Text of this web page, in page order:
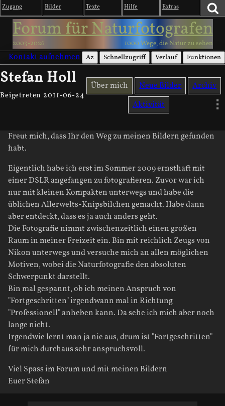
Zugang Bilder Texte Hilfe Extras
Forum für Naturfotografen
2003-2026 1000 Wege, die Natur zu sehen
Kontakt aufnehmen Az Schnellzugriff Verlauf Funktionen
Stefan Holl
Beigetreten 2011-06-24
Über mich Neue Bilder
Archiv
Aktivität
Freut mich, dass Ihr den Weg zu meinen Bildern gefunden
habt.
Eigentlich habe ich erst im Sommer 2009 ernsthaft mit
einer DSLR angefangen zu fotografieren. Zuvor war ich
nur mit kleinen Kompakten unterwegs und habe die
üblichen Allerwelts-Knipsbilchen gemacht. Habe dann
aber entdeckt, dass es ja auch anders geht.
Die Fotografie nimmt zwischenzeitlich einen großen
Raum in meiner Freizeit ein. Bin mit reichlich Zeugs von
Nikon unterwegs und versuche mich an allen möglichen
Motiven, wobei die Naturfotografie den absoluten
Schwerpunkt darstellt.
Bin mal gespannt, ob ich meinen Anspruch von
"Fortgeschritten" irgendwann mal in Richtung
"Professionell" anheben kann. Da sehe ich mich aber noch
lange nicht.
Irgendwie lernt man ja nie aus, drum ist "Fortgeschritten"
für mich durchaus sehr anspruchsvoll.
Viel Spass im Forum und mit meinen Bildern
Euer Stefan